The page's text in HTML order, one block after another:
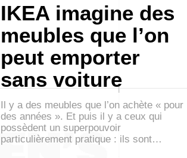
IKEA imagine des
meubles que l’on
peut emporter
sans voiture
Il y a des meubles que l’on achète « pour
des années ». Et puis il y a ceux qui
possèdent un superpouvoir
particulièrement pratique : ils sont…